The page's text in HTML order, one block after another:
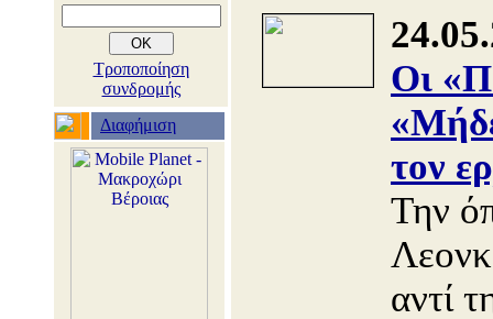
Τροποποίηση
συνδρομής
Διαφήμιση
Οι
τον
Την
αντί